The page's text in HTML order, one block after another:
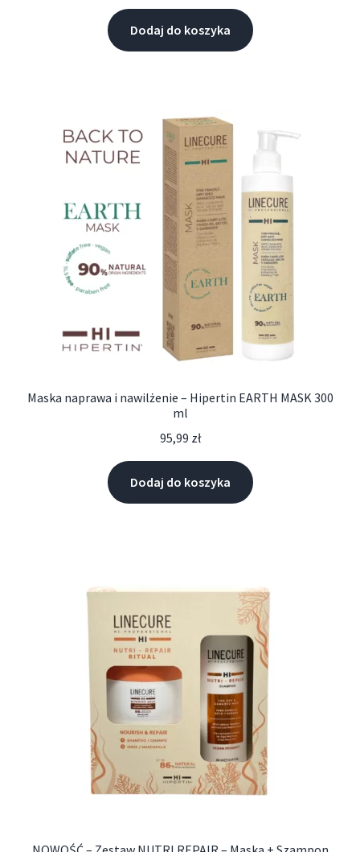
Dodaj do koszyka
Maska naprawa i nawilżenie – Hipertin EARTH MASK 300
ml
95,99 zł
Dodaj do koszyka